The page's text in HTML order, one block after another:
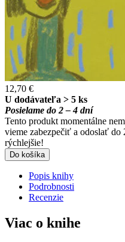
12,70 €
U dodávateľa > 5 ks
Posielame do 2 – 4 dní
Tento produkt momentálne
vieme zabezpečiť a odoslať do
rýchlejšie!
Do košíka
Popis knihy
Podrobnosti
Recenzie
Viac o knihe